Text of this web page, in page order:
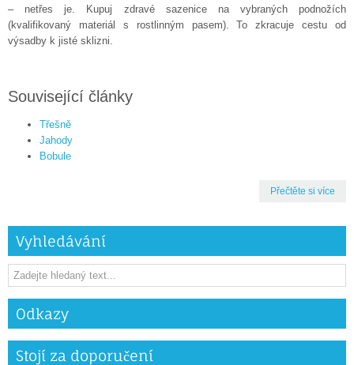
– netřes je. Kupuj zdravé sazenice na vybraných podnožích
(kvalifikovaný materiál s rostlinným pasem). To zkracuje cestu od
výsadby k jisté sklizni.
Související články
Třešně
Jahody
Bobule
Přečtěte si více
Vyhledávání
Odkazy
Stojí za doporučení